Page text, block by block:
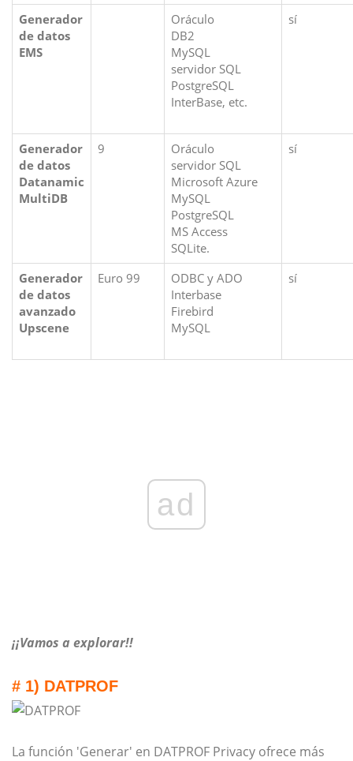
Generador
de datos
EMS
Oráculo
DB2
MySQL
servidor SQL
PostgreSQL
InterBase, etc.
sí
Generador
de datos
Datanamic
MultiDB
9
Oráculo
servidor SQL
Microsoft Azure
MySQL
PostgreSQL
MS Access
SQLite.
sí
Generador
de datos
avanzado
Upscene
Euro 99
ODBC y ADO
Interbase
Firebird
MySQL
sí
ad
¡¡Vamos a explorar!!
# 1) DATPROF
La función 'Generar' en DATPROF Privacy ofrece más